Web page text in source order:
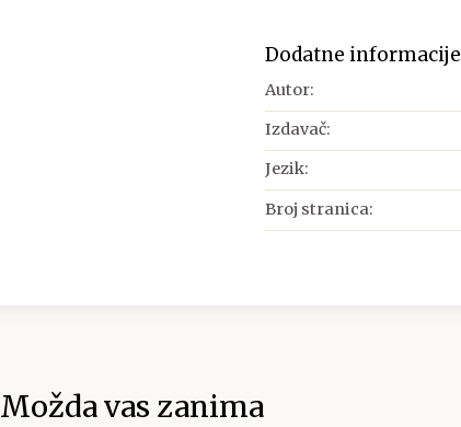
Dodatne informacije
Autor:
Izdavač:
Jezik:
Broj stranica:
Možda vas zanima